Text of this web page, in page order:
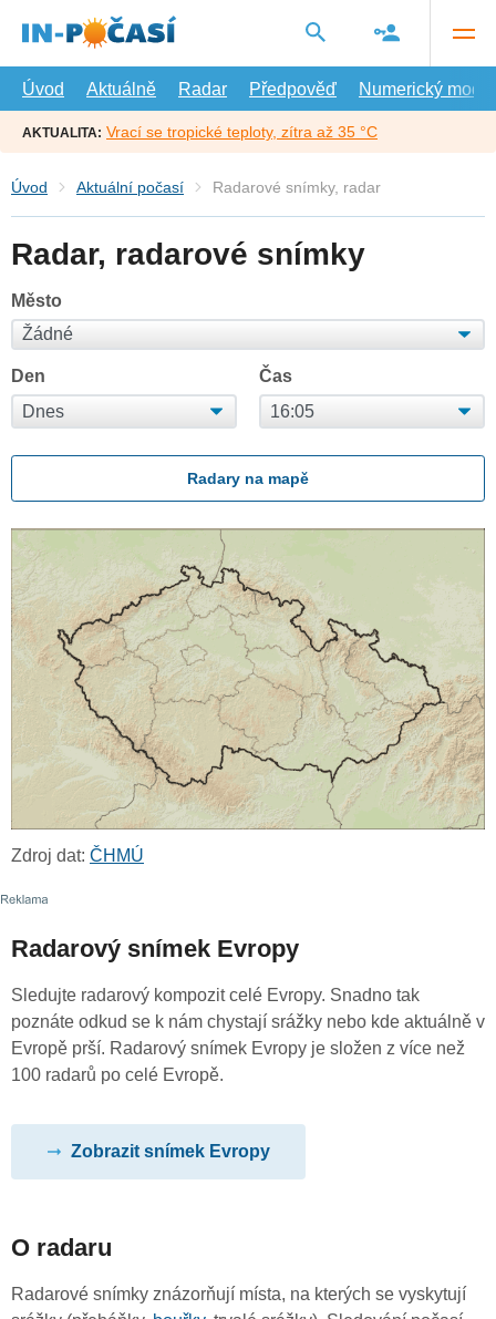
hlavní
Úvod
Aktuálně Radar Předpověď Numerický model
AKTUALITA: Vrací se tropické teploty, zítra až 35 °C
Úvod Aktuální počasí Radarové snímky, radar
Radar, radarové snímky
Město
Den Čas
Radary na mapě
Zdroj dat: ČHMÚ
Radarový snímek Evropy
Sledujte radarový kompozit celé Evropy. Snadno tak
poznáte odkud se k nám chystají srážky nebo kde aktuálně v
Evropě prší. Radarový snímek Evropy je složen z více než
100 radarů po celé Evropě.
Zobrazit snímek Evropy
O radaru
Radarové snímky znázorňují místa, na kterých se vyskytují